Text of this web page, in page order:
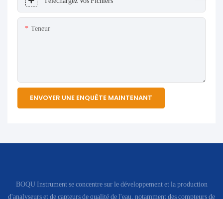
Teneur
ENVOYER UNE ENQUÊTE MAINTENANT
BOQU Instrument se concentre sur le développement et la production
d'analyseurs et de capteurs de qualité de l'eau, notamment des compteurs de